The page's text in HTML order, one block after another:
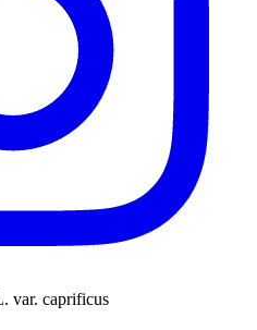
var. caprificus